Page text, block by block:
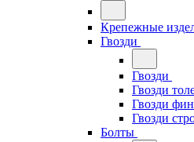
Крепежные
Гвозди
Гвозди
Гвозди
Гвозди
Гвозди
Болты